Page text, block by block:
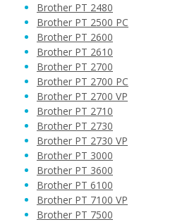
Brother PT 2480
Brother PT 2500 PC
Brother PT 2600
Brother PT 2610
Brother PT 2700
Brother PT 2700 PC
Brother PT 2700 VP
Brother PT 2710
Brother PT 2730
Brother PT 2730 VP
Brother PT 3000
Brother PT 3600
Brother PT 6100
Brother PT 7100 VP
Brother PT 7500